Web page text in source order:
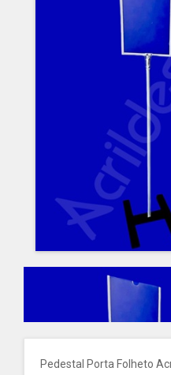
Pedestal Porta Folheto